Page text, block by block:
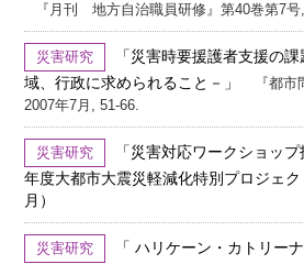
『月刊 地方自治職員研修』第40巻第7
災害研究
「災害時要援護者支援の
域、行政に求められること－」
『都
2007年7月, 51-66.
災害研究
「災害対応ワークショッ
年度大都市大震災軽減化特別プロジェ
月）
災害研究
「 ハリケーン・カトリー